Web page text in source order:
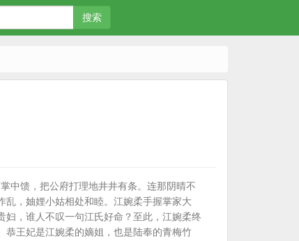
搜索
中馈，把公府打理地井井有条。连那阴晴不
，妯娌小姑相处和睦。江婉柔手握掌家大
，谁人不叹一句江氏好命？至此，江婉柔终
王妃是江婉柔的嫡姐，也是陆奉的青梅竹